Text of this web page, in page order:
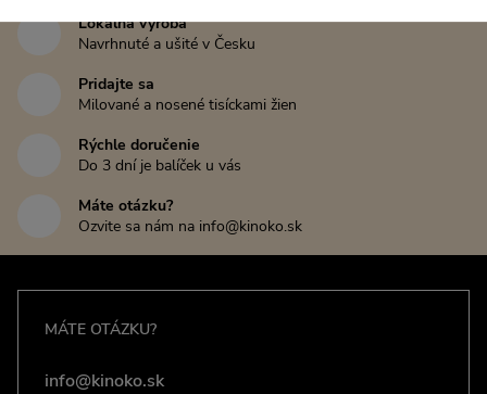
Lokálna výroba
Navrhnuté a ušité v Česku
Pridajte sa
Milované a nosené tisíckami žien
Rýchle doručenie
Do 3 dní je balíček u vás
Máte otázku?
Ozvite sa nám na info@kinoko.sk
MÁTE OTÁZKU?
info@kinoko.sk